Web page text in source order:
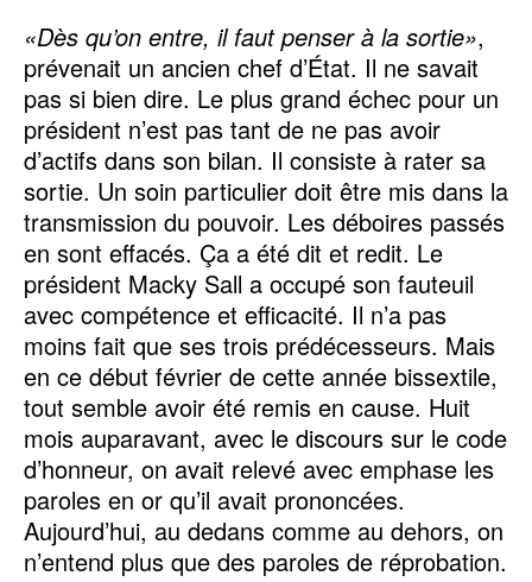
«Dès qu’on entre, il faut penser à la sortie»,
prévenait un ancien chef d’État. Il ne savait
pas si bien dire. Le plus grand échec pour un
président n’est pas tant de ne pas avoir
d’actifs dans son bilan. Il consiste à rater sa
sortie. Un soin particulier doit être mis dans la
transmission du pouvoir. Les déboires passés
en sont effacés. Ça a été dit et redit. Le
président Macky Sall a occupé son fauteuil
avec compétence et efficacité. Il n’a pas
moins fait que ses trois prédécesseurs. Mais
en ce début février de cette année bissextile,
tout semble avoir été remis en cause. Huit
mois auparavant, avec le discours sur le code
d’honneur, on avait relevé avec emphase les
paroles en or qu’il avait prononcées.
Aujourd’hui, au dedans comme au dehors, on
n’entend plus que des paroles de réprobation.